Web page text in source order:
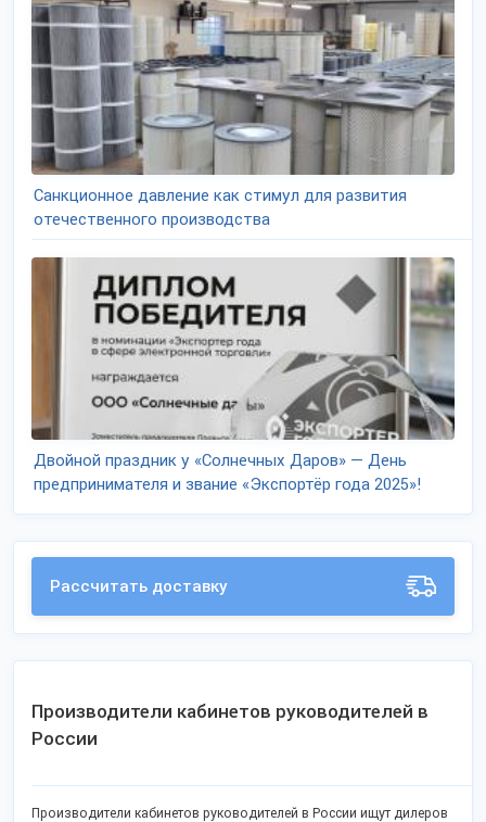
Санкционное давление как стимул для развития
отечественного производства
Двойной праздник у «Солнечных Даров» — День
предпринимателя и звание «Экспортёр года 2025»!
Рассчитать доставку
Производители кабинетов руководителей в
России
Производители кабинетов руководителей в России ищут дилеров